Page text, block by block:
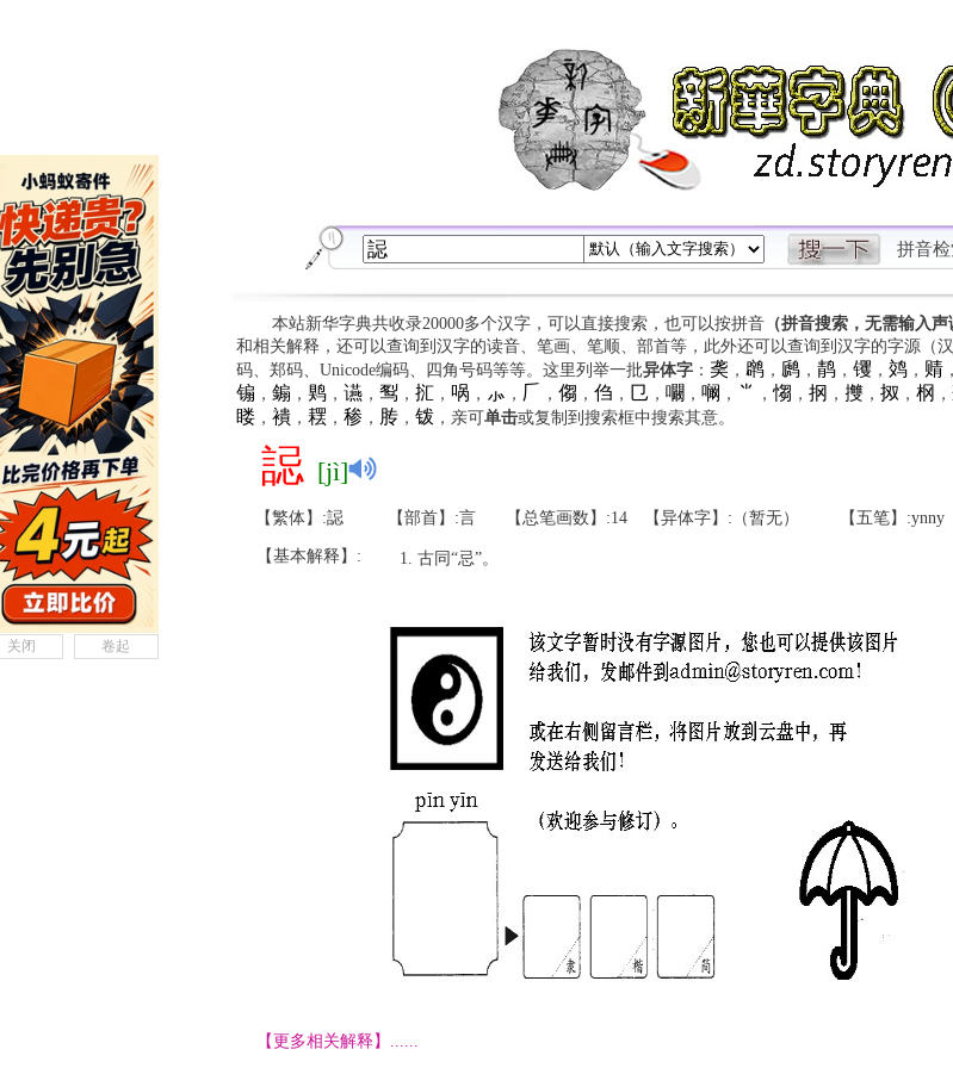
拼音
本站新华字典共收录20000多个汉字，可以直接搜索，也可以按拼音（拼音搜索，无需输入声
和相关解释，还可以查询到汉字的读音、笔画、笔顺、部首等，此外还可以查询到汉字的字源（
码、郑码、Unicode编码、四角号码等等。这里列举一批异体字： 䶮 ， 䴙， 䴘， 䴖， 䦆， 䴔， 䞍，
䦂 ， 䥇 ， 䴗， 䜩， 䴕， 㧟 ， 㖞 ， ⺗ ， 𠂆 ， 㑳 ， 㑇 ， 㔾 ， 㘚 ， 㘎 ， ⺌ ， 㥮 ， 㧏 ， 㩳， 㧐 ， 㭎 ，
䁖， 䙡， 䎬 ， 䅟， 䏝， 䥽，亲可单击或复制到搜索框中搜索其意。
誋 [jì]
【繁体】:誋 【部首】:言 【总笔画数】:14 【异体字】:（暂无） 【五笔】:ynny
【基本解释】: 古同“忌”。
【更多相关解释】......
关闭 卷起